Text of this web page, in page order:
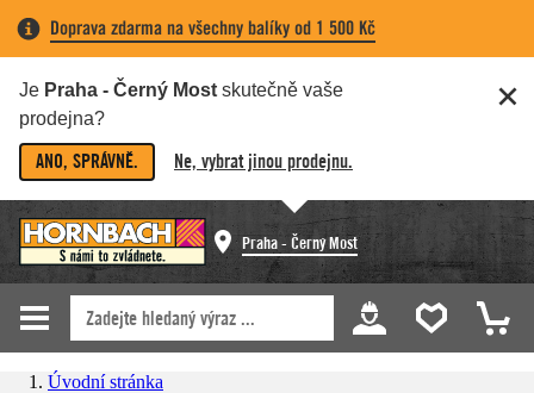
Doprava zdarma na všechny balíky od 1 500 Kč
Je Praha - Černý Most skutečně vaše
prodejna?
ANO, SPRÁVNĚ. Ne, vybrat jinou prodejnu.
Praha - Černý Most
Úvodní stránka